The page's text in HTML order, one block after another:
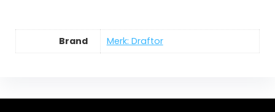
Brand Merk: Draftor